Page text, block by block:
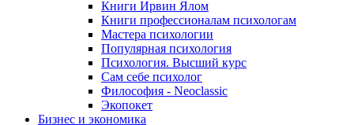
Книги Ирвин Ялом
Книги профессионалам психологам
Мастера психологии
Популярная психология
Психология. Высший курс
Сам себе психолог
Философия - Neoclassic
Экопокет
Бизнес и экономика